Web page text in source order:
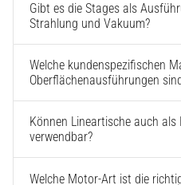
Gibt es die Stages als
Strahlung und Vakuum?
Welche kundenspezifischen
Oberflächenausführungen
Können Lineartische auch
verwendbar?
Welche Motor-Art ist die